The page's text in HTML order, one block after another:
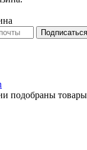
подобраны